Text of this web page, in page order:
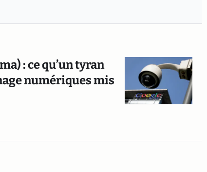
: ce qu’un tyran
numériques mis